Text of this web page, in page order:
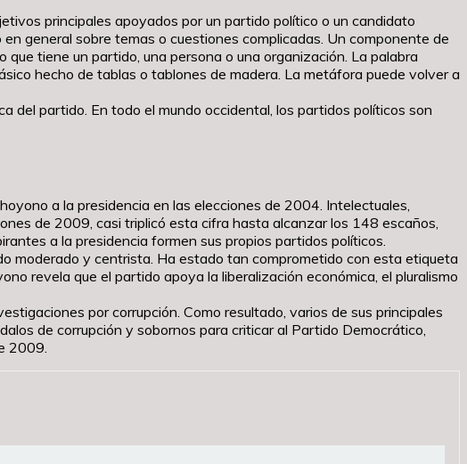
principales apoyados por un partido político o un candidato
general sobre temas o cuestiones complicadas. Un componente de
tiene un partido, una persona o una organización. La palabra
hecho de tablas o tablones de madera. La metáfora puede volver a
del partido. En todo el mundo occidental, los partidos políticos son
a la presidencia en las elecciones de 2004. Intelectuales,
de 2009, casi triplicó esta cifra hasta alcanzar los 148 escaños,
a la presidencia formen sus propios partidos políticos.
moderado y centrista. Ha estado tan comprometido con esta etiqueta
revela que el partido apoya la liberalización económica, el pluralismo
por corrupción. Como resultado, varios de sus principales
de corrupción y sobornos para criticar al Partido Democrático,
2009.